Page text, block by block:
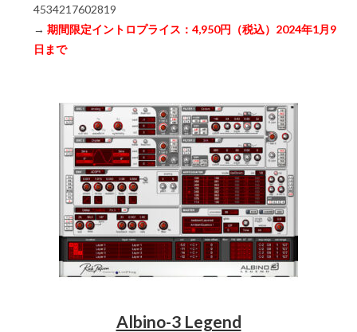
4534217602819
→期間限定イントロプライス：4,950円（税込）2024年1月9
日まで
Albino-3 Legend